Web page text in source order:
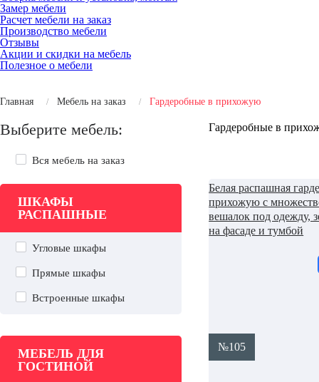
Замер мебели
Расчет мебели на заказ
Производство мебели
Отзывы
Акции и скидки на мебель
Полезное о мебели
Главная Мебель на заказ Гардеробные в прихожую
Выберите мебель:
Вся мебель на заказ
ШКАФЫ
РАСПАШНЫЕ
Угловые шкафы
Прямые шкафы
Встроенные шкафы
МЕБЕЛЬ ДЛЯ
ГОСТИНОЙ
Гардеробные в
Белая распашная
прихожую с
вешалок под одежду,
на фасаде и тумбой
№105